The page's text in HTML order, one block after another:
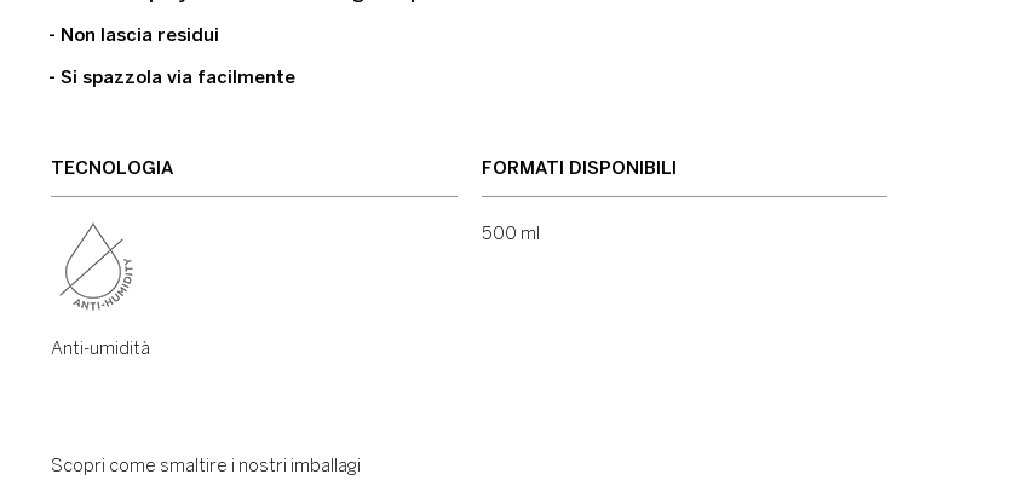
- Non lascia residui
- Si spazzola via facilmente
TECNOLOGIA
Anti-umidità
FORMATI DISPONIBILI
500 ml
Scopri come smaltire i nostri imballagi